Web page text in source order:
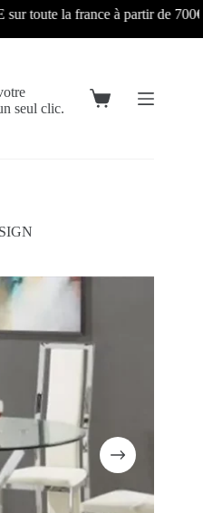
la france à partir de 700€
seul clic.